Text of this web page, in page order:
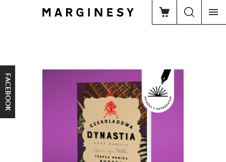
FACEBOOK